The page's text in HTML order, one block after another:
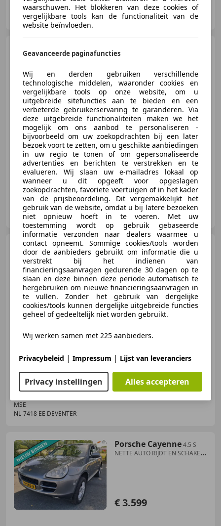
MSE
NL-7418 EE DEVENTER
EcoBoost Titanium LET OP
€ 999
12/2013 272.995 km Benzine
74 kW (101 PK)
MSE
NL-7418 EE DEVENTER
Volkswagen Golf1.6 FSI
Trendline ZO INGERUILD ZO WEG
€ 799
MSE
NL-7418 EE DEVENTER
Porsche Cayenne4.5 S
NETTE AUTO RIJDT EN SCHAKELT
€ 3.599
waarschuwen. Het blokkeren van deze cookies of
vergelijkbare tools kan de functionaliteit van de
website beïnvloeden.
Geavanceerde paginafuncties
Wij en derden gebruiken verschillende
technologische middelen, waaronder cookies en
vergelijkbare tools op onze website, om u
uitgebreide sitefuncties aan te bieden en een
verbeterde gebruikerservaring te garanderen. Via
deze uitgebreide functionaliteiten maken we het
mogelijk om ons aanbod te personaliseren -
bijvoorbeeld om uw zoekopdrachten bij een later
bezoek voort te zetten, om u geschikte aanbiedingen
in uw regio te tonen of om gepersonaliseerde
advertenties en berichten te verstrekken en te
evalueren. Wij slaan uw e-mailadres lokaal op
wanneer u dit opgeeft voor opgeslagen
zoekopdrachten, favoriete voertuigen of in het kader
van de prijsbeoordeling. Dit vergemakkelijkt het
gebruik van de website, omdat u bij latere bezoeken
niet opnieuw hoeft in te voeren. Met uw
toestemming wordt op gebruik gebaseerde
informatie verzonden naar dealers waarmee u
contact opneemt. Sommige cookies/tools worden
door de aanbieders gebruikt om informatie die u
verstrekt bij het indienen van
financieringsaanvragen gedurende 30 dagen op te
slaan en deze binnen deze periode automatisch te
hergebruiken om nieuwe financieringsaanvragen in
te vullen. Zonder het gebruik van dergelijke
cookies/tools kunnen dergelijke uitgebreide functies
geheel of gedeeltelijk niet worden gebruikt.
Wij werken samen met 225 aanbieders.
Privacybeleid | Impressum | Lijst van leveranciers
Privacy instellingen Alles accepteren